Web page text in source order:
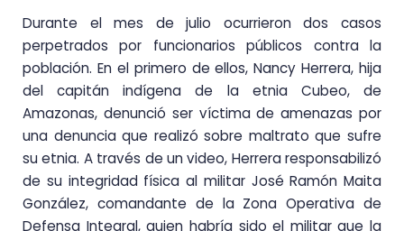
Durante el mes de julio ocurrieron dos casos
perpetrados por funcionarios públicos contra la
población. En el primero de ellos, Nancy Herrera, hija
del capitán indígena de la etnia Cubeo, de
Amazonas, denunció ser víctima de amenazas por
una denuncia que realizó sobre maltrato que sufre
su etnia. A través de un video, Herrera responsabilizó
de su integridad física al militar José Ramón Maita
González, comandante de la Zona Operativa de
Defensa Integral, quien habría sido el militar que la